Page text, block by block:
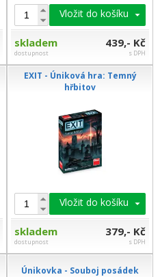
Vložit do košíku
skladem
dostupnost
439,- Kč
s DPH
EXIT - Úniková hra: Temný
hřbitov
Vložit do košíku
skladem
dostupnost
379,- Kč
s DPH
Únikovka - Souboj posádek